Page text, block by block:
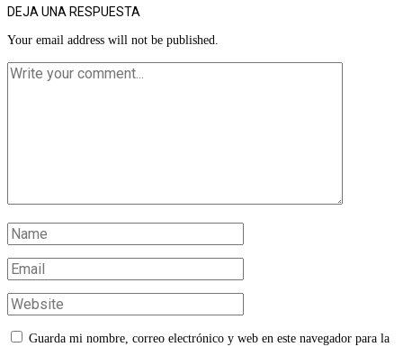
DEJA UNA RESPUESTA
Your email address will not be published.
Guarda mi nombre, correo electrónico y web en este navegador para la